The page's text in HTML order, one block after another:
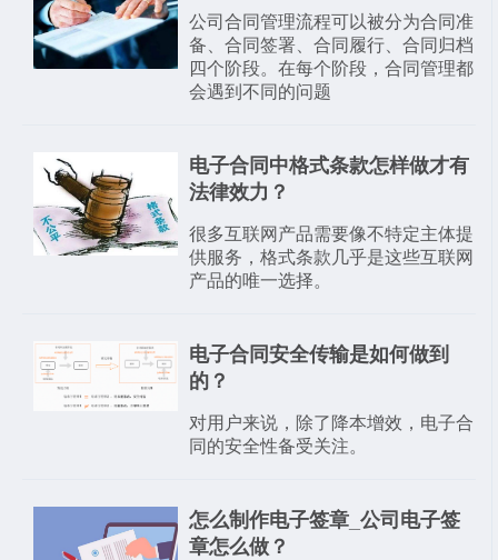
公司合同管理流程可以被分为合同准
备、合同签署、合同履行、合同归档
四个阶段。在每个阶段，合同管理都
会遇到不同的问题
电子合同中格式条款怎样做才有
法律效力？
很多互联网产品需要像不特定主体提
供服务，格式条款几乎是这些互联网
产品的唯一选择。
电子合同安全传输是如何做到
的？
对用户来说，除了降本增效，电子合
同的安全性备受关注。
怎么制作电子签章_公司电子签
章怎么做？